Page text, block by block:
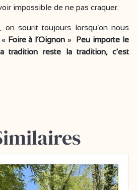
impossible de ne pas craquer.
on sourit toujours lorsqu’on nous
Foire à l’Oignon » Peu importe le
tradition reste la tradition, c'est